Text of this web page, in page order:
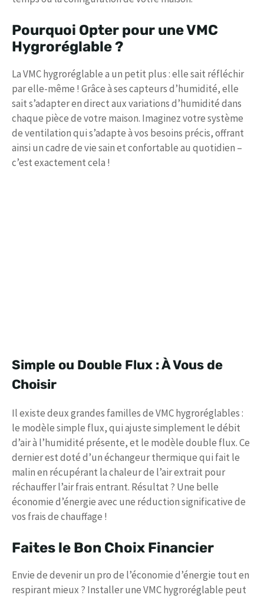
Pourquoi Opter pour une VMC
Hygroréglable ?
La VMC hygroréglable a un petit plus : elle sait réfléchir
par elle-même ! Grâce à ses capteurs d’humidité, elle
sait s’adapter en direct aux variations d’humidité dans
chaque pièce de votre maison. Imaginez votre système
de ventilation qui s’adapte à vos besoins précis, offrant
ainsi un cadre de vie sain et confortable au quotidien –
c’est exactement cela !
Simple ou Double Flux : À Vous de
Choisir
Il existe deux grandes familles de VMC hygroréglables :
le modèle simple flux, qui ajuste simplement le débit
d’air à l’humidité présente, et le modèle double flux. Ce
dernier est doté d’un échangeur thermique qui fait le
malin en récupérant la chaleur de l’air extrait pour
réchauffer l’air frais entrant. Résultat ? Une belle
économie d’énergie avec une réduction significative de
vos frais de chauffage !
Faites le Bon Choix Financier
Envie de devenir un pro de l’économie d’énergie tout en
respirant mieux ? Installer une VMC hygroréglable peut